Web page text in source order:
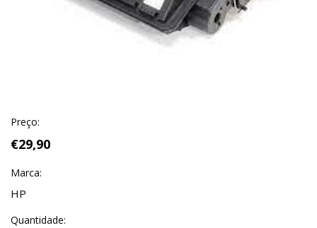
Preço:
€29,90
Marca:
HP
Quantidade: